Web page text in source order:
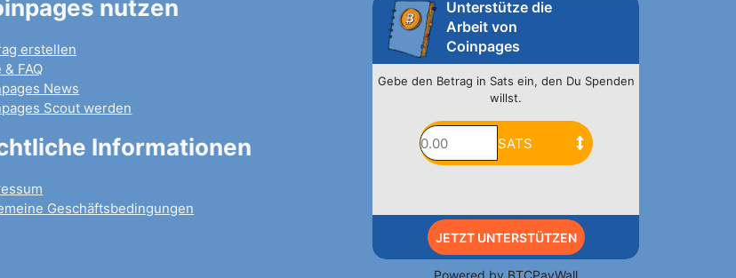
nutzen
erstellen
& FAQ
News
Scout werden
Informationen
Geschäftsbedingungen
Unterstütze die
Arbeit von
Coinpages
Gebe den Betrag in Sats ein, den Du Spenden
willst.
JETZT UNTERSTÜTZEN